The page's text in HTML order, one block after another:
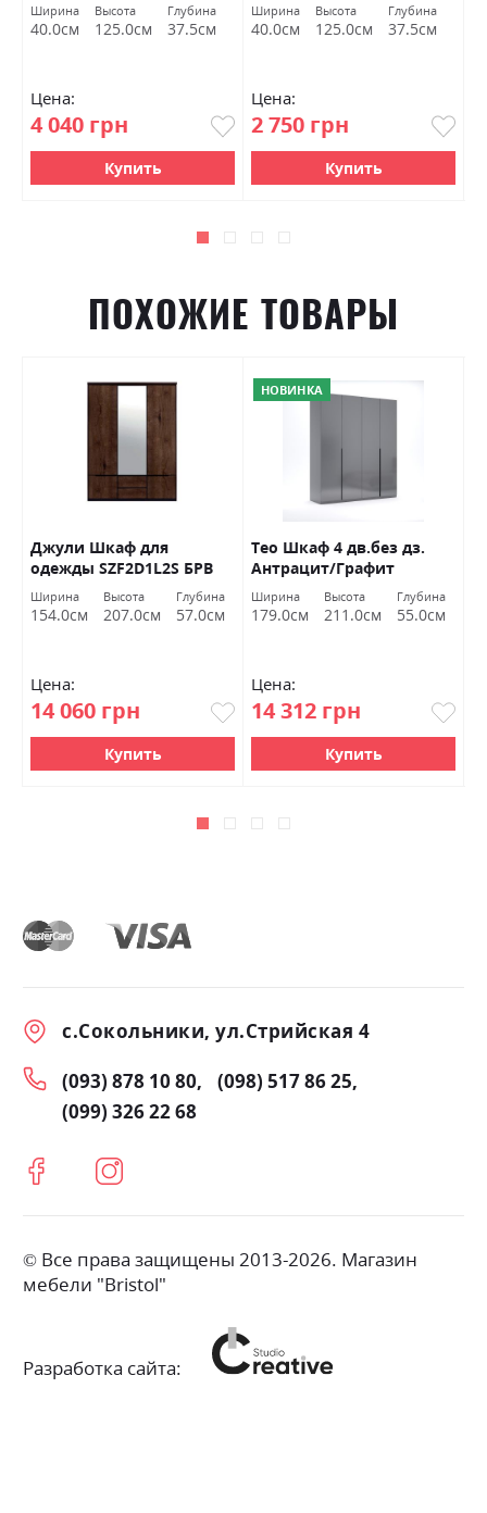
Ширина
40.0см
Высота
125.0см
Глубина
37.5см
Цена:
4 040 грн
Купить
Ширина
40.0см
Высота
125.0см
Глубина
37.5см
Цена:
2 750 грн
Купить
ПОХОЖИЕ ТОВАРЫ
Джули Шкаф для
одежды SZF2D1L2S БРВ
Украина
Ширина
154.0см
Высота
207.0см
Глубина
57.0см
Цена:
14 060 грн
Купить
НОВИНКА
Тео Шкаф 4 дв.без дз.
Антрацит/Графит
Миромарк
Ширина
179.0см
Высота
211.0см
Глубина
55.0см
Цена:
14 312 грн
Купить
с.Сокольники, ул.Стрийская 4
(093) 878 10 80
(098) 517 86 25
(099) 326 22 68
© Все права защищены 2013-2026. Магазин
мебели "Bristol"
Разработка сайта: